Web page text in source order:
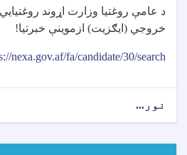
د عامې روغتيا وزارت اړوند روغتيايي
خروجي (ايګزيت) ازموينې خبرتيا!
nexa.gov.af/fa/candidate/30/search
نور...
روغتيا